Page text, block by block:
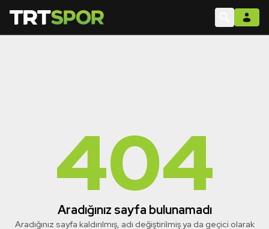
404
Aradığınız sayfa bulunamadı
Aradığınız sayfa kaldırılmış, adı değiştirilmiş ya da geçici olarak